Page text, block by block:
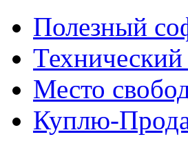
Полезный
Технический
Место
Куплю-